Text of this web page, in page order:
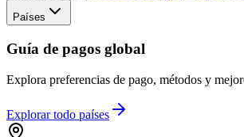
Países
Guía de pagos global
Explora preferencias de pago, métodos y
Explorar todo países